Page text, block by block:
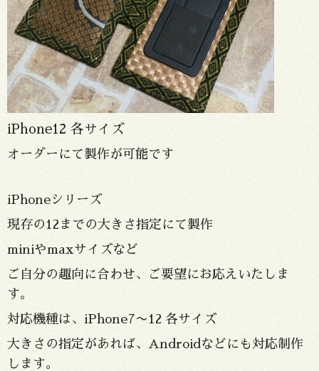
iPhone12 各サイズ
オーダーにて製作が可能です
iPhoneシリーズ
現存の12までの大きさ指定にて製作
miniやmaxサイズなど
ご自分の趣向に合わせ、ご要望にお応えいたしま
す。
対応機種は、iPhone7〜12 各サイズ
大きさの指定があれば、Androidなどにも対応制作
します。